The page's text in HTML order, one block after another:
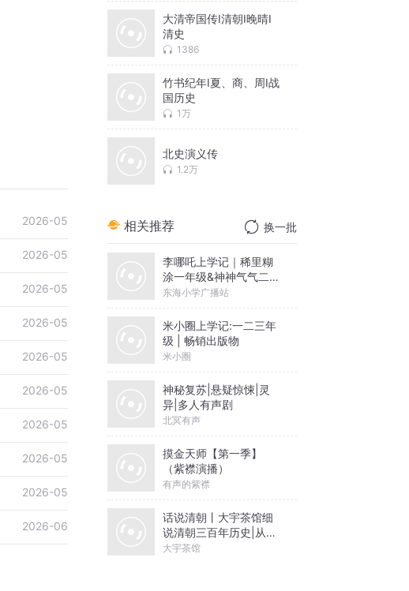
2026-05
2026-05
2026-05
2026-05
2026-05
2026-05
2026-05
2026-05
2026-05
2026-06
大清帝国传I清朝I晚晴I
清史
1386
竹书纪年I夏、商、周I战
国历史
1万
北史演义传
1.2万
相关推荐 换一批
李哪吒上学记｜稀里糊
涂一年级&神神气气二年
级
东海小学广播站
米小圈上学记:一二三年
级 | 畅销出版物
米小圈
神秘复苏|悬疑惊悚|灵
异|多人有声剧
北冥有声
摸金天师【第一季】
（紫襟演播）
有声的紫襟
话说清朝丨大宇茶馆细
说清朝三百年历史|从努
尔哈赤到末代皇帝溥仪|
大宇茶馆